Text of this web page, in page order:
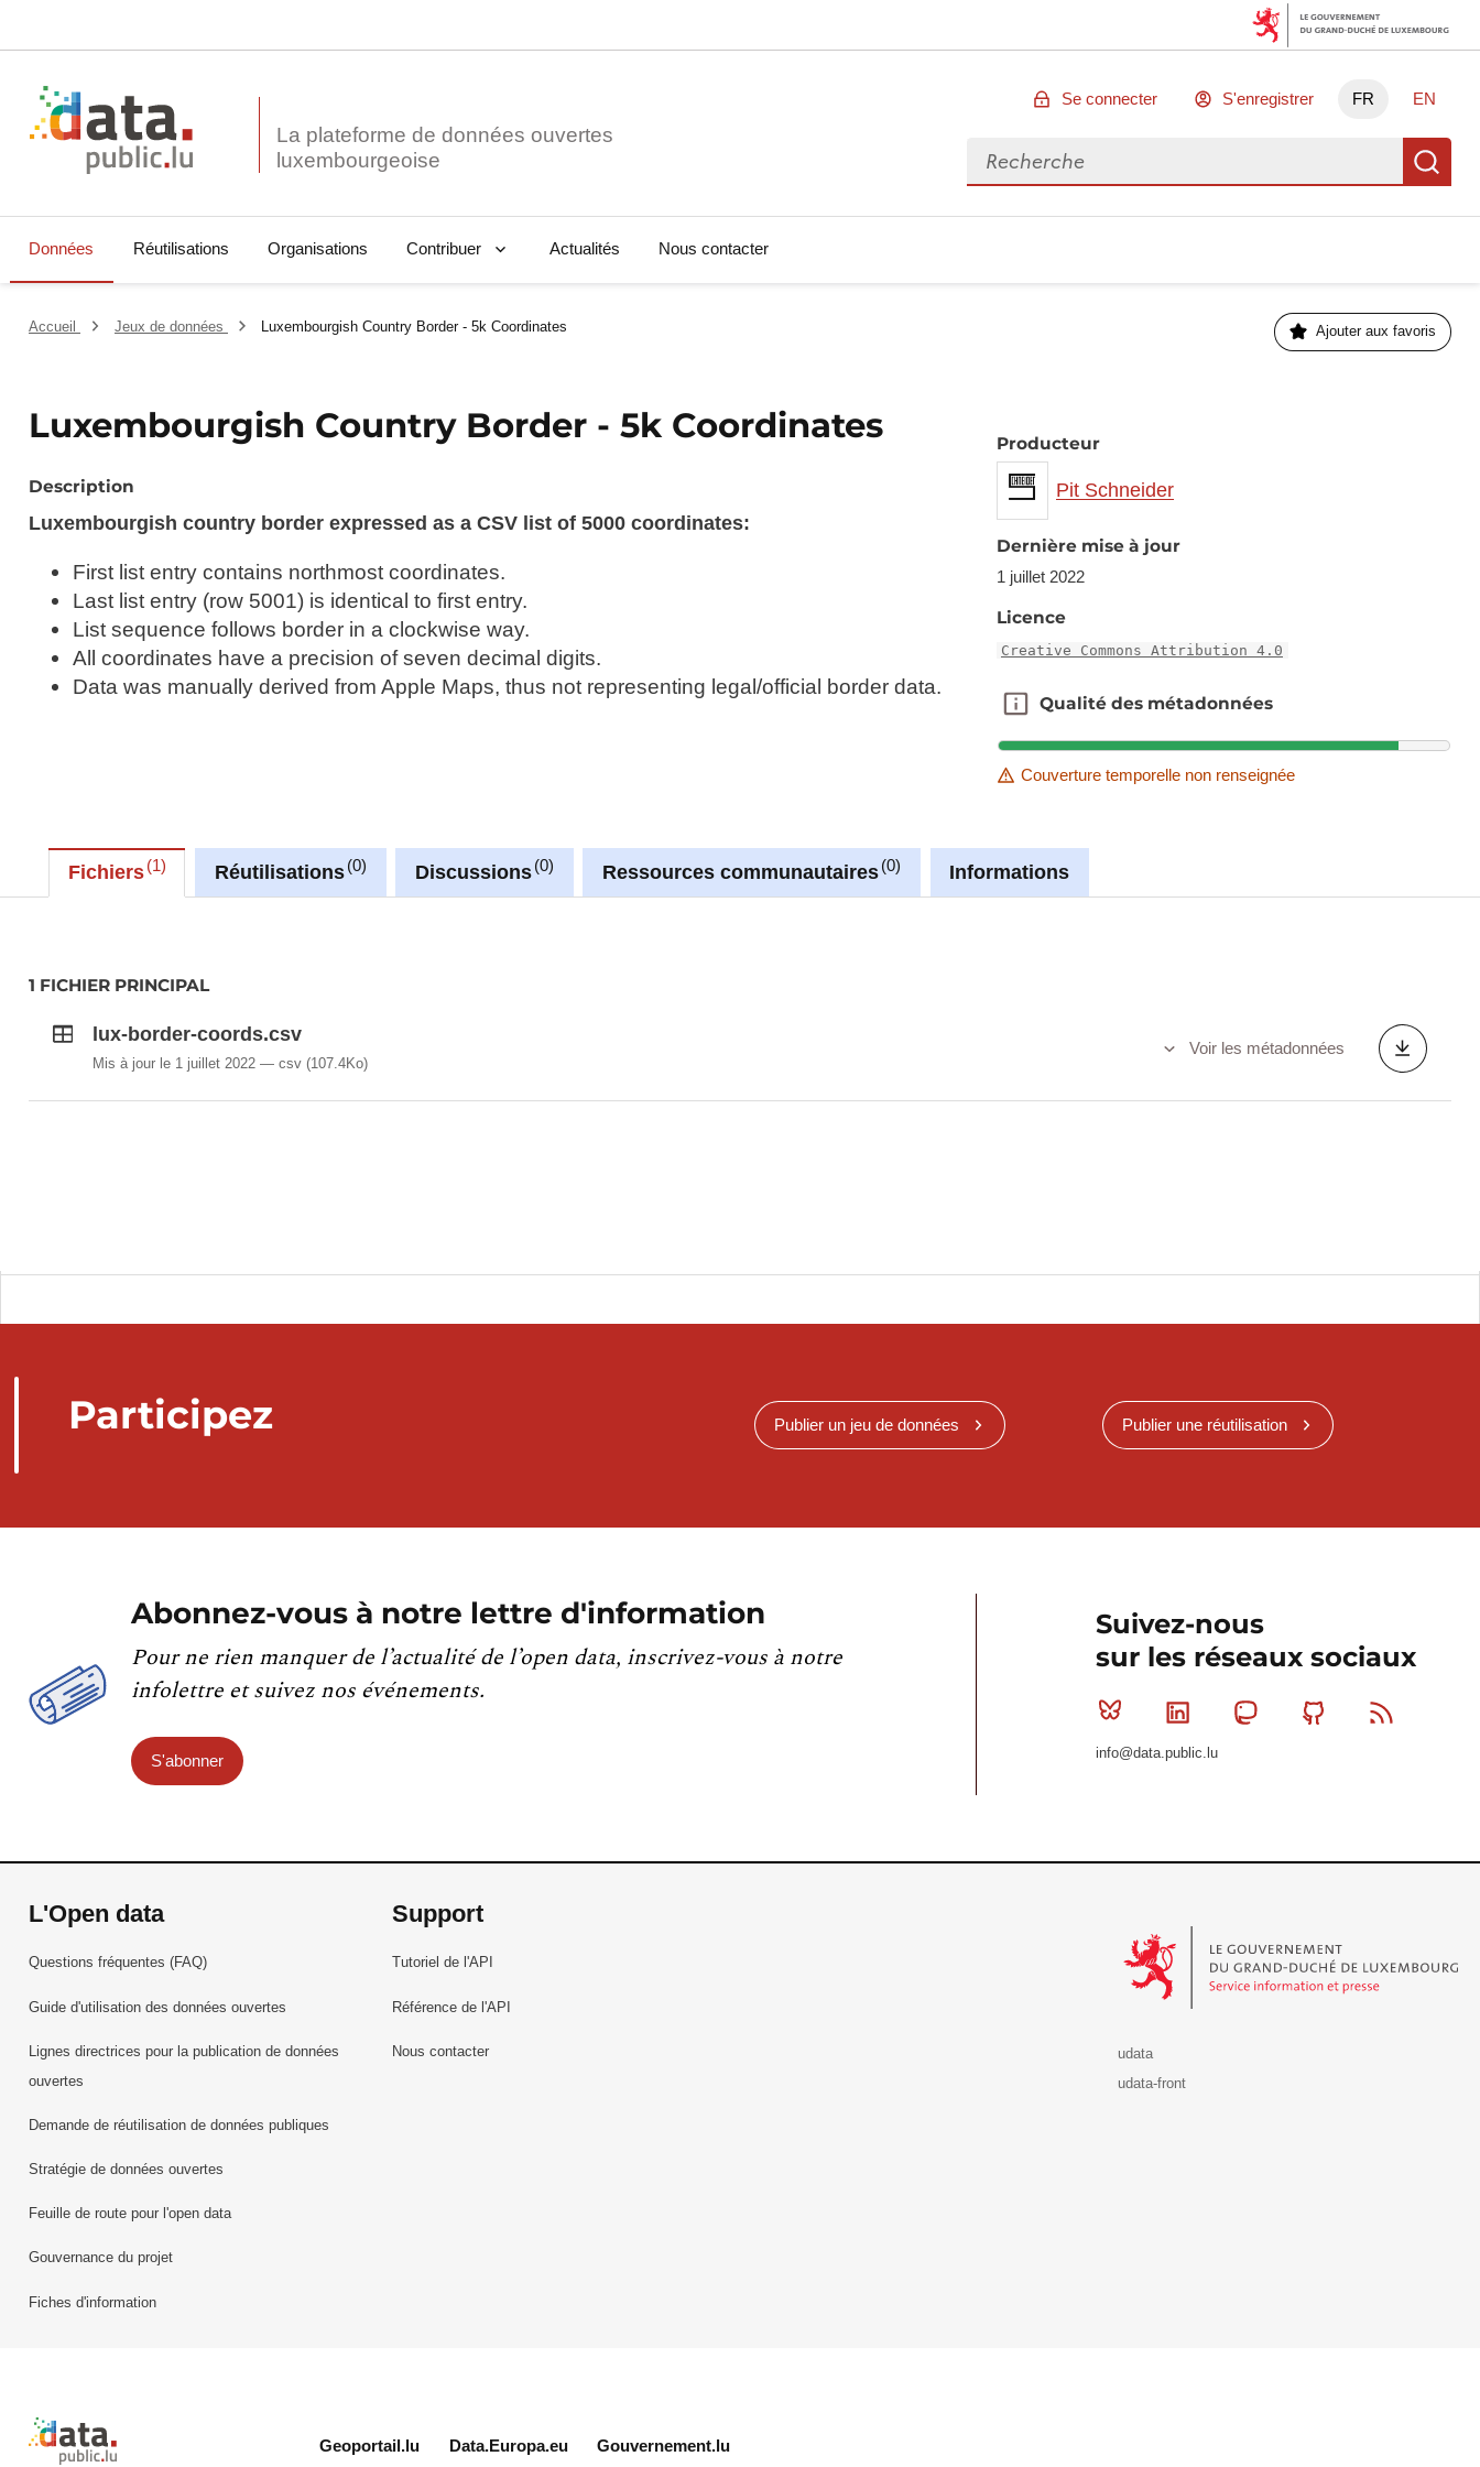
La plateforme de données ouvertes
Se connecter S'enregistrer FR EN
Rechercher des données
Données Réutilisations Organisations Contribuer Actualités Nous contacter
Accueil Jeux de données Luxembourgish Country Border - 5k Coordinates Ajouter aux favoris
Luxembourgish Country Border - 5k Coordinates
Description
Luxembourgish country border expressed as a CSV list of 5000 coordinates:
First list entry contains northmost coordinates.
Last list entry (row 5001) is identical to first entry.
List sequence follows border in a clockwise way.
All coordinates have a precision of seven decimal digits.
Data was manually derived from Apple Maps, thus not representing legal/official border data.
Producteur
Pit Schneider
Dernière mise à jour
1 juillet 2022
Licence
Creative Commons Attribution 4.0
Qualité des métadonnées
Qualité des métadonnées
Couverture temporelle non renseignée
Fichiers 1 Réutilisations 0 Discussions 0 Ressources communautaires 0 Informations
1 FICHIER PRINCIPAL
lux-border-coords.csv
Mis à jour le 1 juillet 2022 csv(107.4Ko)
Voir les métadonnées
Participez Publier un jeu de données Publier une réutilisation
Abonnez-vous à notre lettre d'information
Pour ne rien manquer de l’actualité de l’open data, inscrivez-vous à notre
infolettre et suivez nos événements.
S'abonner
Suivez-nous
sur les réseaux sociaux
Bluesky Linkedin MastodonGithub
info@data.public.lu
L'Open data
Questions fréquentes (FAQ)
Guide d'utilisation des données ouvertes
Lignes directrices pour la publication de données
ouvertes
Demande de réutilisation de données publiques
Stratégie de données ouvertes
Feuille de route pour l'open data
Gouvernance du projet
Fiches d'information
Support
Tutoriel de l'API
Référence de l'API
Nous contacter
udata
udata-front
Retour à l'accueil de data.public.lu
Geoportail.lu Data.Europa.eu Gouvernement.lu